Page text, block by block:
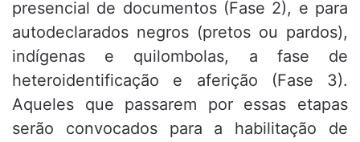
presencial de documentos (Fase 2), e para
autodeclarados negros (pretos ou pardos),
indígenas e quilombolas, a fase de
heteroidentificação e aferição (Fase 3).
Aqueles que passarem por essas etapas
serão convocados para a habilitação de